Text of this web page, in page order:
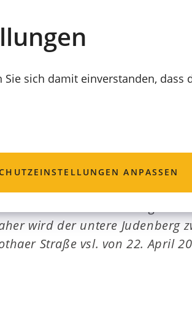
sich damit einverstanden, dass
ANPASSEN
wird der untere Judenberg
Straße vsl. von 22. April